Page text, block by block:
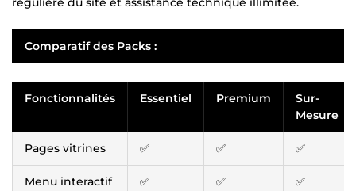
Comparatif des Packs :
Fonctionnalités Essentiel Premium
Sur-
Mesure
Pages vitrines ✅ ✅ ✅
Menu interactif ✅ ✅ ✅